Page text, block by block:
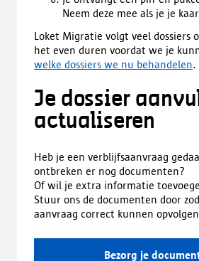
Neem deze mee als je je
Loket Migratie volgt veel dossiers
het even duren voordat we je
welke dossiers we nu behandelen.
Je dossier
actualiseren
Heb je een verblijfsaanvraag
ontbreken er nog documenten?
Of wil je extra informatie
Stuur ons de documenten door
aanvraag correct kunnen
Bezorg je